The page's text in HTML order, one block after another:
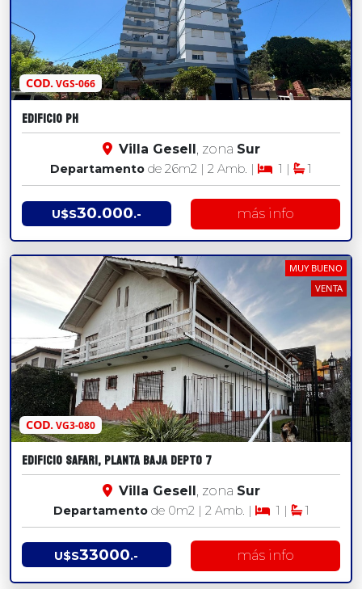
COD.VGS-066
EDIFICIO PH
Villa Gesell , zona Sur
Departamento de 26m2 | 2 Amb. | 1 | 1
U$S30.000.- más info
COD.VG3-080
MUY BUENO
VENTA
EDIFICIO SAFARI, PLANTA BAJA DEPTO 7
Villa Gesell , zona Sur
Departamentode 0m2| 2 Amb. | 1 | 1
U$S33000.- más info